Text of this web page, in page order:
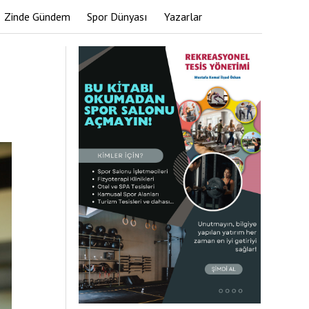
Zinde Gündem Spor Dünyası Yazarlar